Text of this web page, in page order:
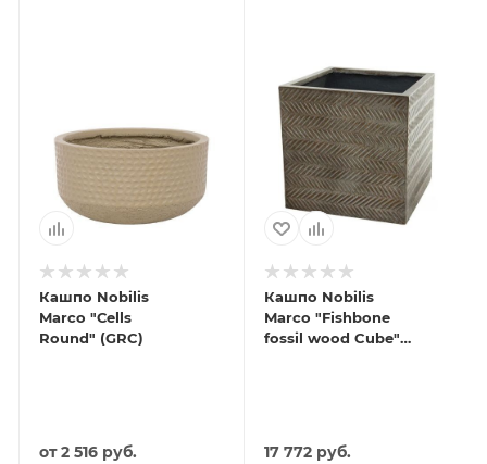
Кашпо Nobilis
Marco "Сells
Round" (GRC)
от2 516 руб.
Кашпо Nobilis
Marco "Fishbone
fossil wood Cube"
17 772 руб.